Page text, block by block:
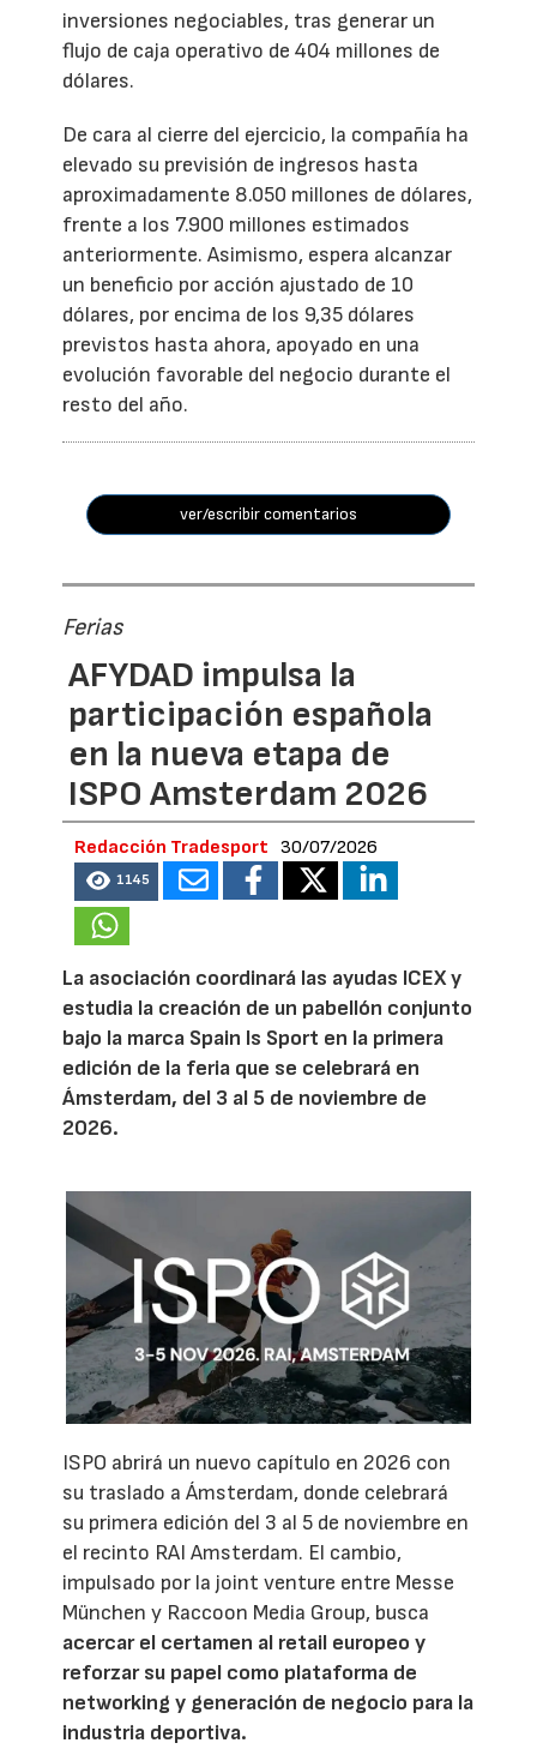
inversiones negociables, tras generar un
flujo de caja operativo de 404 millones de
dólares.
De cara al cierre del ejercicio, la compañía ha
elevado su previsión de ingresos hasta
aproximadamente 8.050 millones de dólares,
frente a los 7.900 millones estimados
anteriormente. Asimismo, espera alcanzar
un beneficio por acción ajustado de 10
dólares, por encima de los 9,35 dólares
previstos hasta ahora, apoyado en una
evolución favorable del negocio durante el
resto del año.
ver/escribir comentarios
Ferias
AFYDAD impulsa la
participación española
en la nueva etapa de
ISPO Amsterdam 2026
Redacción Tradesport 30/07/2026
1145
La asociación coordinará las ayudas ICEX y
estudia la creación de un pabellón conjunto
bajo la marca Spain Is Sport en la primera
edición de la feria que se celebrará en
Ámsterdam, del 3 al 5 de noviembre de
2026.
ISPO abrirá un nuevo capítulo en 2026 con
su traslado a Ámsterdam, donde celebrará
su primera edición del 3 al 5 de noviembre en
el recinto RAI Amsterdam. El cambio,
impulsado por la joint venture entre Messe
München y Raccoon Media Group, busca
acercar el certamen al retail europeo y
reforzar su papel como plataforma de
networking y generación de negocio para la
industria deportiva.